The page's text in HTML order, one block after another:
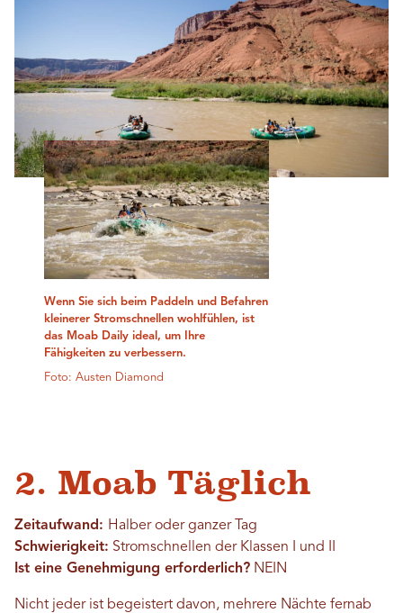
Wenn Sie sich beim Paddeln und Befahren
kleinerer Stromschnellen wohlfühlen, ist
das Moab Daily ideal, um Ihre
Fähigkeiten zu verbessern.
Foto: Austen Diamond
2. Moab Täglich
Zeitaufwand: Halber oder ganzer Tag
Schwierigkeit: Stromschnellen der Klassen I und II
Ist eine Genehmigung erforderlich? NEIN
Nicht jeder ist begeistert davon, mehrere Nächte fernab